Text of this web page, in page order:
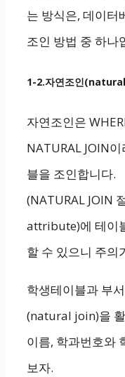
는 방식은, 데이터
조인 방법 중 하나
1-2.자연조인
자연조인은
NATURAL JOIN
블을 조인합니다.
(NATURAL JOIN
attribute)에 테이
할 수 있으니 주의
학생테이블과 부
(natural join)을 활
이름, 학과번호와
보자.